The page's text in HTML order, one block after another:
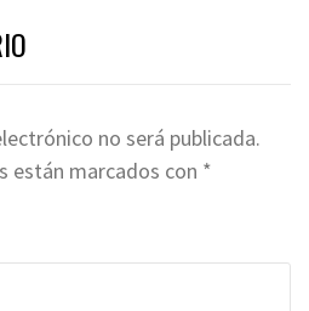
no será publicada.
están marcados con *